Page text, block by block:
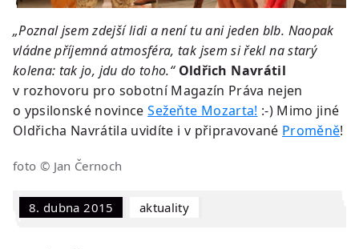
„Poznal jsem zdejší lidi a není tu ani jeden blb. Naopak
vládne příjemná atmosféra, tak jsem si řekl na starý
kolena: tak jo, jdu do toho.“ Oldřich Navrátil
v rozhovoru pro sobotní Magazín Práva nejen
o ypsilonské novinceSežeňte Mozarta! :-) Mimo jiné
Oldřicha Navrátila uvidíte i v připravované Proměně!
foto © Jan Černoch
8. dubna 2015 Aktuality